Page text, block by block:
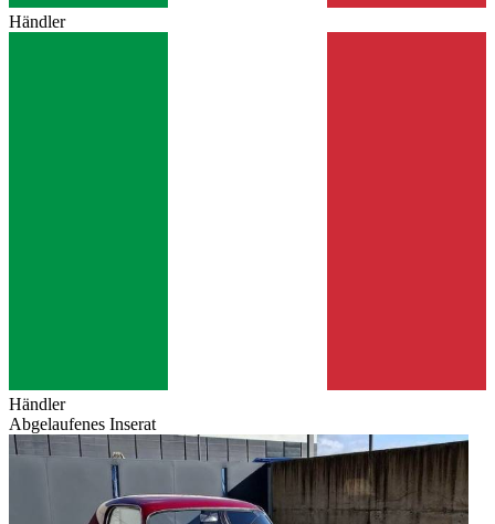
Händler
Händler
Abgelaufenes Inserat